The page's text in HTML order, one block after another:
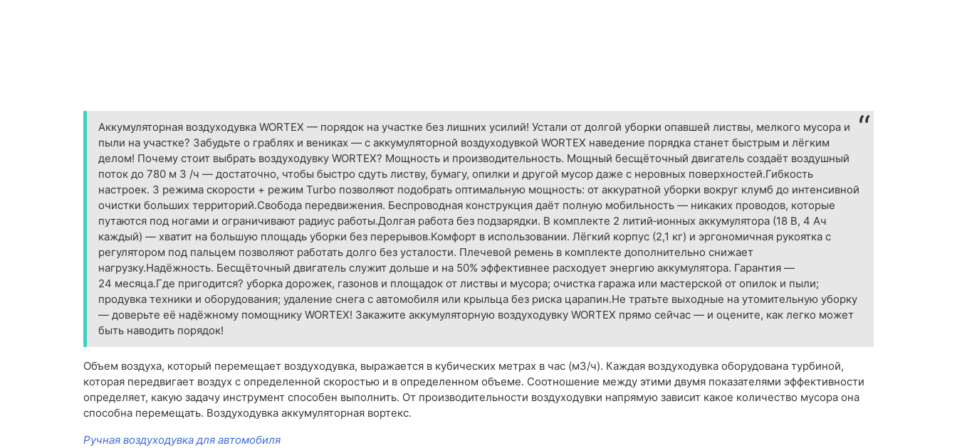
Аккумуляторная воздуходувка WORTEX — порядок на участке без лишних усилий! Устали от долгой уборки опавшей листвы, мелкого мусора и
пыли на участке? Забудьте о граблях и вениках — с аккумуляторной воздуходувкой WORTEX наведение порядка станет быстрым и лёгким
делом! Почему стоит выбрать воздуходувку WORTEX? Мощность и производительность. Мощный бесщёточный двигатель создаёт воздушный
поток до 780 м 3 /ч — достаточно, чтобы быстро сдуть листву, бумагу, опилки и другой мусор даже с неровных поверхностей.Гибкость
настроек. 3 режима скорости + режим Turbo позволяют подобрать оптимальную мощность: от аккуратной уборки вокруг клумб до интенсивной
очистки больших территорий.Свобода передвижения. Беспроводная конструкция даёт полную мобильность — никаких проводов, которые
путаются под ногами и ограничивают радиус работы.Долгая работа без подзарядки. В комплекте 2 литий‑ионных аккумулятора (18 В, 4 Ач
каждый) — хватит на большую площадь уборки без перерывов.Комфорт в использовании. Лёгкий корпус (2,1 кг) и эргономичная рукоятка с
регулятором под пальцем позволяют работать долго без усталости. Плечевой ремень в комплекте дополнительно снижает
нагрузку.Надёжность. Бесщёточный двигатель служит дольше и на 50% эффективнее расходует энергию аккумулятора. Гарантия —
24 месяца.Где пригодится? уборка дорожек, газонов и площадок от листвы и мусора; очистка гаража или мастерской от опилок и пыли;
продувка техники и оборудования; удаление снега с автомобиля или крыльца без риска царапин.Не тратьте выходные на утомительную уборку
— доверьте её надёжному помощнику WORTEX! Закажите аккумуляторную воздуходувку WORTEX прямо сейчас — и оцените, как легко может
быть наводить порядок!
Объем воздуха, который перемещает воздуходувка, выражается в кубических метрах в час (м3/ч). Каждая воздуходувка оборудована турбиной,
которая передвигает воздух с определенной скоростью и в определенном объеме. Соотношение между этими двумя показателями эффективности
определяет, какую задачу инструмент способен выполнить. От производительности воздуходувки напрямую зависит какое количество мусора она
способна перемещать. Воздуходувка аккумуляторная вортекс.
Ручная воздуходувка для автомобиля